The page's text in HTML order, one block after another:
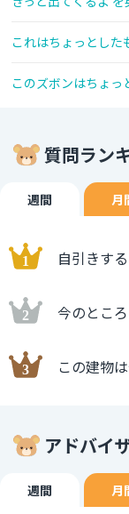
これはちょっとした
このズボンはちょっ
質問ラン
週間 月
自引きす
今のとこ
この建物
アドバイ
週間 月